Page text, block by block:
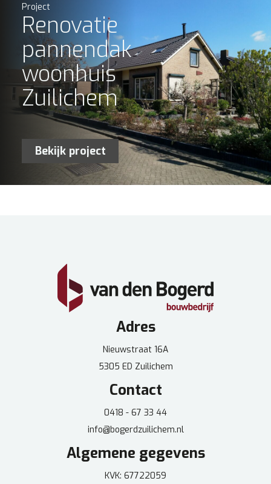
Project
Renovatie
pannendak
woonhuis
Zuilichem
Bekijk project
Adres
Nieuwstraat 16A
5305 ED Zuilichem
Contact
0418 - 67 33 44
info@bogerdzuilichem.nl
Algemene gegevens
KVK: 67722059